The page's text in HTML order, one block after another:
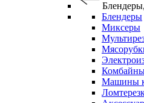
Блендеры
Миксеры
Машины